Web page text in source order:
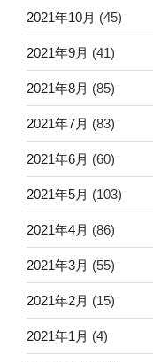
2021年10月 (45)
2021年9月 (41)
2021年8月 (85)
2021年7月 (83)
2021年6月 (60)
2021年5月 (103)
2021年4月 (86)
2021年3月 (55)
2021年2月 (15)
2021年1月 (4)